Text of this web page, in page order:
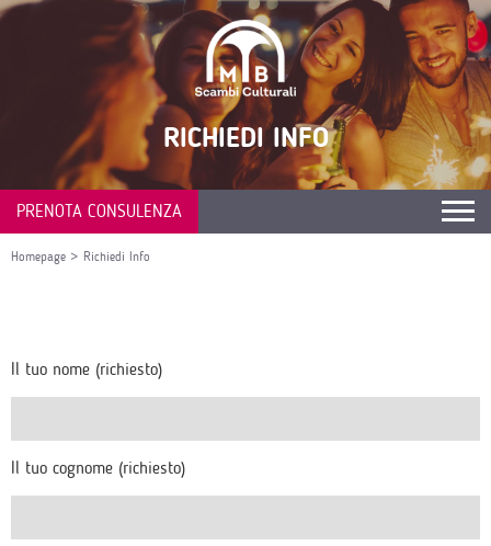
RICHIEDI INFO
PRENOTA CONSULENZA
Homepage > Richiedi Info
Il tuo nome (richiesto)
Il tuo cognome (richiesto)